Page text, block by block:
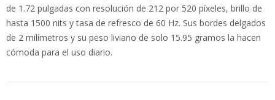
de 1.72 pulgadas con resolución de 212 por 520 píxeles, brillo de
hasta 1500 nits y tasa de refresco de 60 Hz. Sus bordes delgados
de 2 milímetros y su peso liviano de solo 15.95 gramos la hacen
cómoda para el uso diario.